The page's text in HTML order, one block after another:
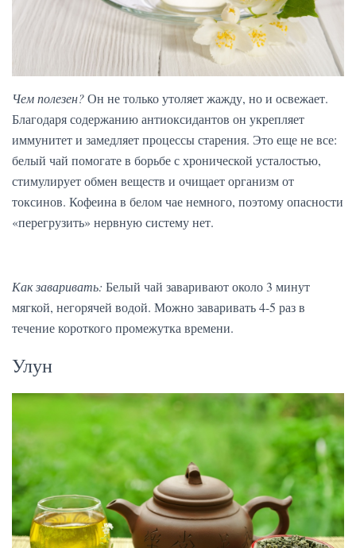
Чем полезен?Он не только утоляет жажду, но и освежает.
Благодаря содержанию антиоксидантов он укрепляет
иммунитет и замедляет процессы старения. Это еще не все:
белый чай помогате в борьбе с хронической усталостью,
стимулирует обмен веществ и очищает организм от
токсинов. Кофеина в белом чае немного, поэтому опасности
«перегрузить» нервную систему нет.
Как заваривать: Белый чай заваривают около 3 минут
мягкой, негорячей водой. Можно заваривать 4-5 раз в
течение короткого промежутка времени.
Улун